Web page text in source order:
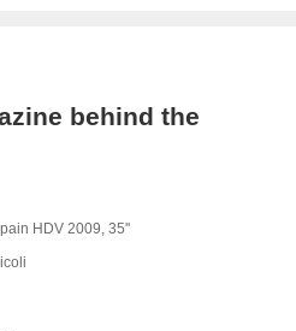
behind the
HDV 2009, 35''